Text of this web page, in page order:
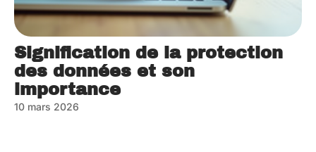
Signification de la protection
des données et son
importance
10 mars 2026